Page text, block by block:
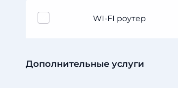
WI-FI роутер
Дополнительные услуги